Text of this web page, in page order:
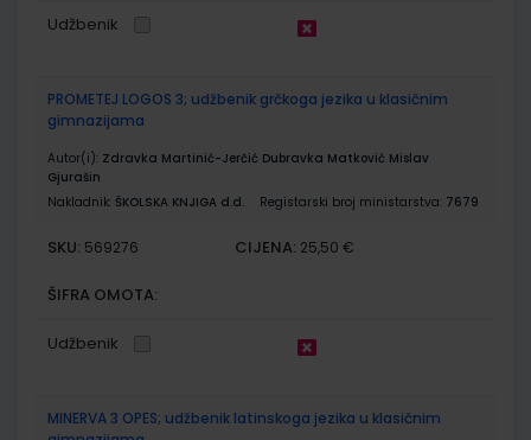
Udžbenik
PROMETEJ LOGOS 3; udžbenik grčkoga jezika u klasičnim
gimnazijama
Autor(i): Zdravka Martinić-Jerčić Dubravka Matković Mislav
Gjurašin
Nakladnik: ŠKOLSKA KNJIGA d.d. Registarski broj ministarstva: 7679
SKU: 569276 CIJENA: 25,50 €
ŠIFRA OMOTA:
Udžbenik
MINERVA 3 OPES; udžbenik latinskoga jezika u klasičnim